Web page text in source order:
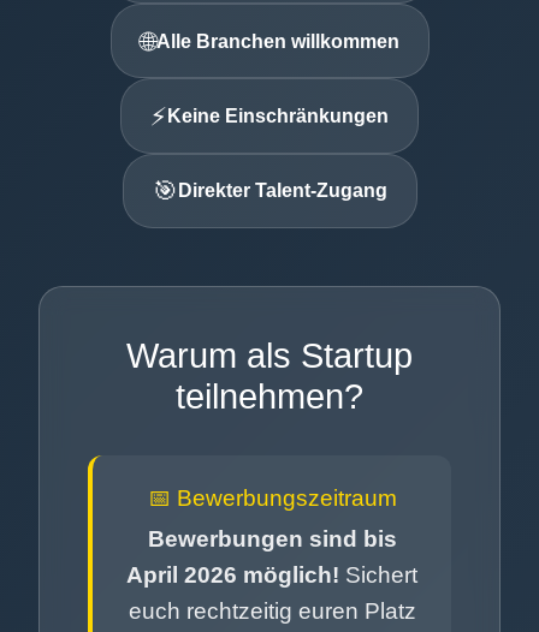
🌐Alle Branchen willkommen
⚡ Keine Einschränkungen
🎯 Direkter Talent-Zugang
Warum als Startup
teilnehmen?
📅 Bewerbungszeitraum
Bewerbungen sind bis
April 2026 möglich! Sichert
euch rechtzeitig euren Platz